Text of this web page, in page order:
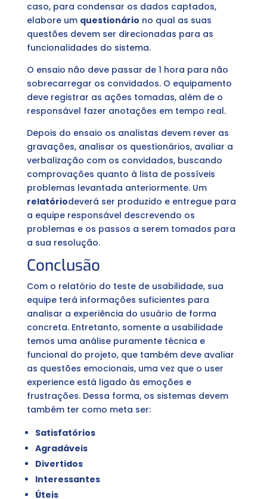
caso, para condensar os dados captados,
elabore um questionário no qual as suas
questões devem ser direcionadas para as
funcionalidades do sistema.
O ensaio não deve passar de 1 hora para não
sobrecarregar os convidados. O equipamento
deve registrar as ações tomadas, além de o
responsável fazer anotações em tempo real.
Depois do ensaio os analistas devem rever as
gravações, analisar os questionários, avaliar a
verbalização com os convidados, buscando
comprovações quanto à lista de possíveis
problemas levantada anteriormente. Um
relatóriodeverá ser produzido e entregue para
a equipe responsável descrevendo os
problemas e os passos a serem tomados para
a sua resolução.
Conclusão
Com o relatório do teste de usabilidade, sua
equipe terá informações suficientes para
analisar a experiência do usuário de forma
concreta. Entretanto, somente a usabilidade
temos uma análise puramente técnica e
funcional do projeto, que também deve avaliar
as questões emocionais, uma vez que o user
experience está ligado às emoções e
frustrações. Dessa forma, os sistemas devem
também ter como meta ser:
Satisfatórios
Agradáveis
Divertidos
Interessantes
Úteis